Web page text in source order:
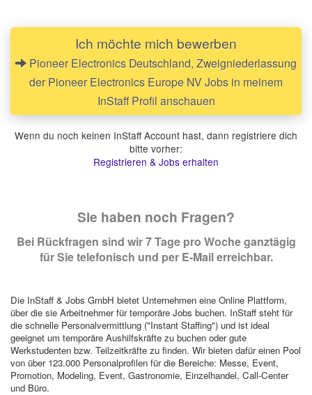
Ich möchte mich bewerben
Pioneer Electronics Deutschland, Zweigniederlassung
der Pioneer Electronics Europe NV Jobs in meinem
InStaff Profil anschauen
Wenn du noch keinen InStaff Account hast, dann registriere dich
bitte vorher:
Registrieren & Jobs erhalten
Sie haben noch Fragen?
Bei Rückfragen sind wir 7 Tage pro Woche ganztägig
für Sie telefonisch und per E-Mail erreichbar.
Die InStaff & Jobs GmbH bietet Unternehmen eine Online Plattform,
über die sie Arbeitnehmer für temporäre Jobs buchen. InStaff steht für
die schnelle Personalvermittlung ("Instant Staffing") und ist ideal
geeignet um temporäre Aushilfskräfte zu buchen oder gute
Werkstudenten bzw. Teilzeitkräfte zu finden. Wir bieten dafür einen Pool
von über 123.000 Personalprofilen für die Bereiche: Messe, Event,
Promotion, Modeling, Event, Gastronomie, Einzelhandel, Call-Center
und Büro.